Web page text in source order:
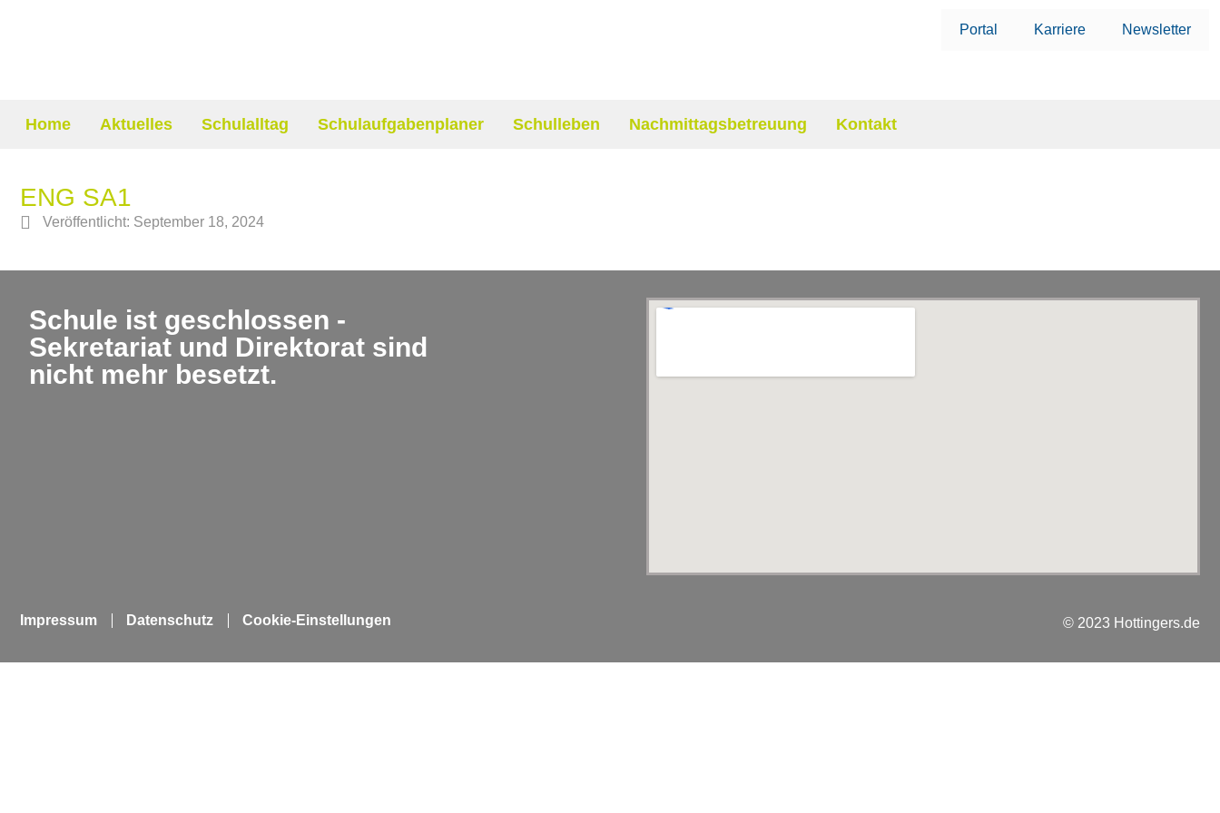
Portal Karriere Newsletter
Home Aktuelles Schulalltag Schulaufgabenplaner Schulleben Nachmittagsbetreuung Kontakt
ENG SA1
Veröffentlicht: September 18, 2024
Schule ist geschlossen -
Sekretariat und Direktorat sind
nicht mehr besetzt.
Impressum Datenschutz Cookie-Einstellungen © 2023 Hottingers.de